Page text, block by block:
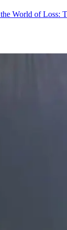
the World of